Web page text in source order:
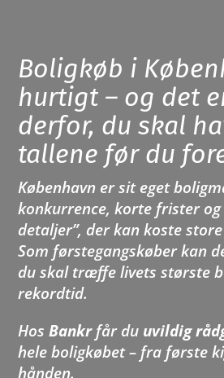
Boligkøb i
hurtigt – og det
derfor, du skal
tallene før du
København er sit eget
konkurrence, korte frister og
detaljer”, der kan koste
Som førstegangskøber kan
du skal træffe livets største
rekordtid.
HosBankrfår du uvildig
hele boligkøbet – fra første
hånden.